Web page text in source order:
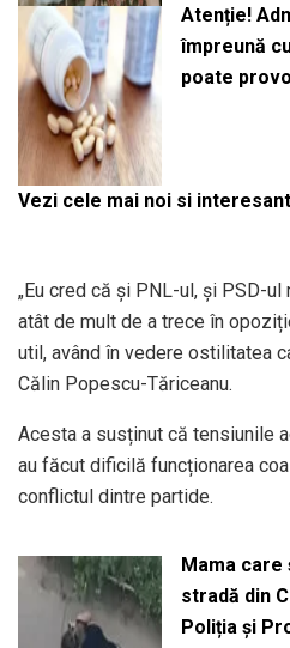
Atenție!
împreună
poate
Vezi cele mai noi si
„Eu cred că și PNL-ul, și PSD-
atât de mult de a trece în
util, având în vedere ostilitatea
Călin Popescu-Tăriceanu.
Acesta a susținut că tensiunile
au făcut dificilă funcționarea
conflictul dintre partide.
Mama
stradă din
Poliția și